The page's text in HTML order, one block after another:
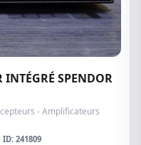
INTÉGRÉ SPENDOR
- Amplificateurs
241809